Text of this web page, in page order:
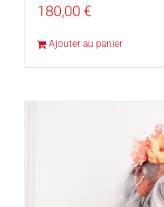
180,00 €
Ajouter au panier